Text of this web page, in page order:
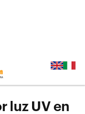
luz UV en